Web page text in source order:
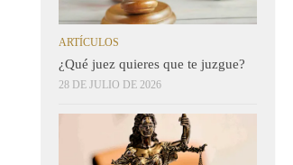
ARTÍCULOS
¿Qué juez quieres que te juzgue?
28 DE JULIO DE 2026